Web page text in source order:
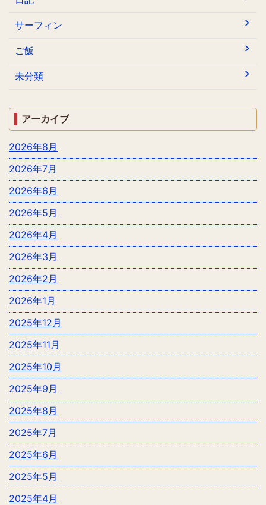
サーフィン
ご飯
未分類
アーカイブ
2026年8月
2026年7月
2026年6月
2026年5月
2026年4月
2026年3月
2026年2月
2026年1月
2025年12月
2025年11月
2025年10月
2025年9月
2025年8月
2025年7月
2025年6月
2025年5月
2025年4月